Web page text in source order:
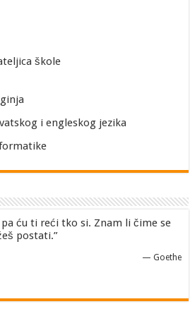
škole
i engleskog jezika
pa ću ti reći tko si. Znam li čime se
postati.”
— Goethe